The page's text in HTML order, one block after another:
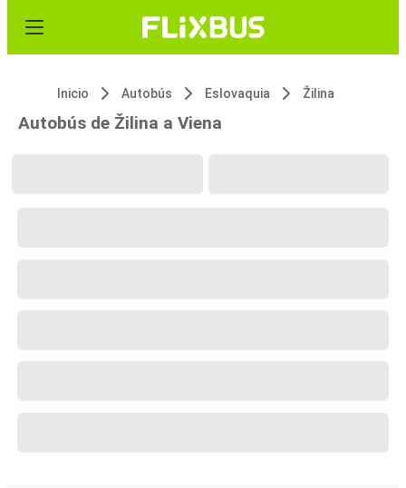
Inicio Autobús Eslovaquia Žilina
Autobús de Žilina a Viena